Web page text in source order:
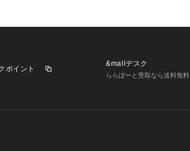
ポイント
&mallデスク
ららぽーと受取なら送料無料